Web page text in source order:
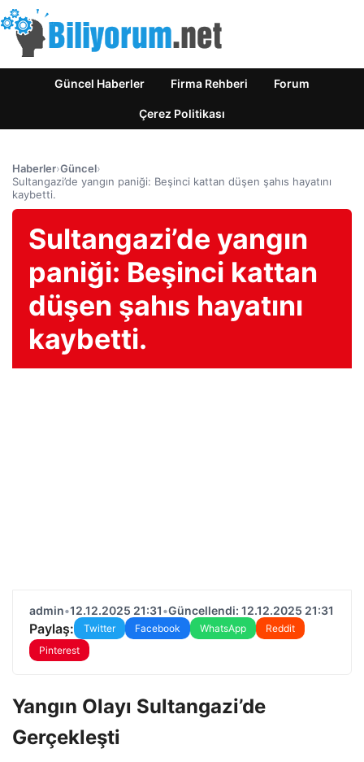
Güncel Haberler Firma Rehberi Forum
Çerez Politikası
Haberler›Güncel›
Sultangazi’de yangın paniği: Beşinci kattan düşen şahıs hayatını
kaybetti.
Sultangazi’de yangın
paniği: Beşinci kattan
düşen şahıs hayatını
kaybetti.
admin•12.12.2025 21:31•Güncellendi: 12.12.2025 21:31
Paylaş: Twitter Facebook WhatsApp
Reddit
Pinterest
Yangın Olayı Sultangazi’de
Gerçekleşti